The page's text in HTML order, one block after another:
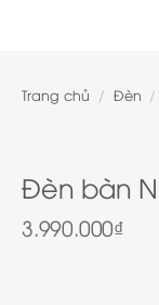
Trang chủ / Đèn /
Đèn bàn
3.990.000₫